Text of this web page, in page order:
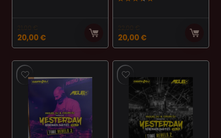
21,00 €
El
precio
era:
21,00 €.
20,00€El
precio
20,00 €.
22,00 €
El
precio
era:
22,00 €.
20,00€El
precio